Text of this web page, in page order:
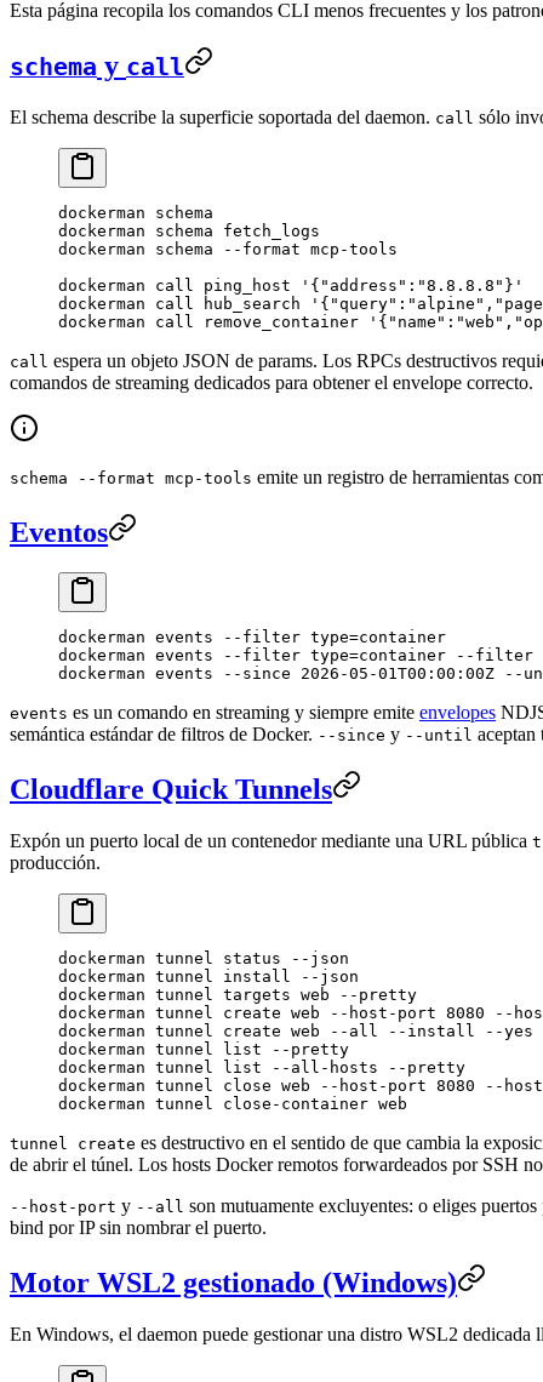
Esta página recopila los comandos CLI menos frecuentes y los
schema y call
El schema describe la superficie soportada del daemon. call sólo
dockerman schema
dockerman schema fetch_logs
dockerman schema --format mcp-tools
dockerman call ping_host '{"address":"8.8.8.8"}'
dockerman call hub_search
dockerman call remove_container
call espera un objeto JSON de params. Los RPCs destructivos
comandos de streaming dedicados para obtener el envelope correcto.
schema --format mcp-tools emite un registro de herramientas
Eventos
dockerman events --filter type=container
dockerman events --filter type=container --filter
dockerman events --since 2026-05-01T00:00:00Z --
events es un comando en streaming y siempre emite envelopes
semántica estándar de filtros de Docker. --since y --until aceptan
Cloudflare Quick Tunnels
Expón un puerto local de un contenedor mediante una URL pública
producción.
dockerman tunnel status --json
dockerman tunnel install --json
dockerman tunnel targets web --pretty
dockerman tunnel create web --host-port 8080 --
dockerman tunnel create web --all --install --yes
dockerman tunnel list --pretty
dockerman tunnel list --all-hosts --pretty
dockerman tunnel close web --host-port 8080 --
dockerman tunnel close-container web
tunnel create es destructivo en el sentido de que cambia la
de abrir el túnel. Los hosts Docker remotos forwardeados por SSH
--host-port y --all son mutuamente excluyentes: o eliges
bind por IP sin nombrar el puerto.
Motor WSL2 gestionado (Windows)
En Windows, el daemon puede gestionar una distro WSL2 dedicada